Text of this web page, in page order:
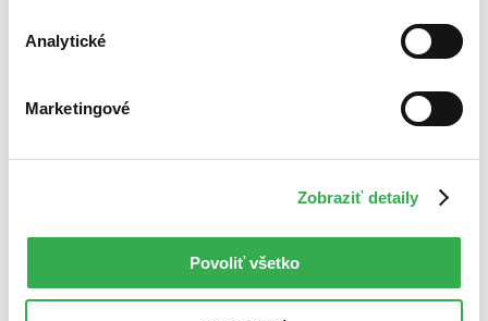
Analytické
Marketingové
Zobraziť detaily
Povoliť všetko
Bestsellery
Najdrahšie
Najlacnejšie
Autor Jagienka Jautovápripravované
vyhovujúci zadaným podmienkam.
Skúste prosím zmeniť vyhľadávaný výraz.